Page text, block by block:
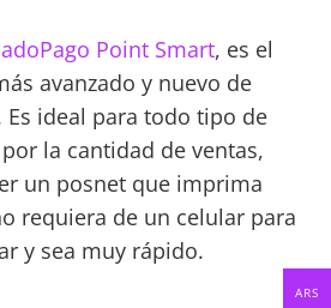
Point Smart, es el
avanzado y nuevo de
Es ideal para todo tipo de
la cantidad de ventas,
un posnet que imprima
requiera de un celular para
y sea muy rápido.
ARS